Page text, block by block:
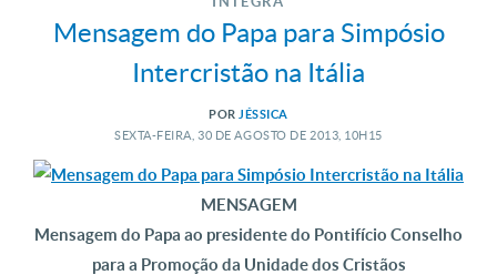
Mensagem do Papa para Simpósio
Intercristão na Itália
POR JÉSSICA
SEXTA-FEIRA, 30 DE AGOSTO DE 2013, 10H15
MENSAGEM
Mensagem do Papa ao presidente do Pontifício Conselho
para a Promoção da Unidade dos Cristãos